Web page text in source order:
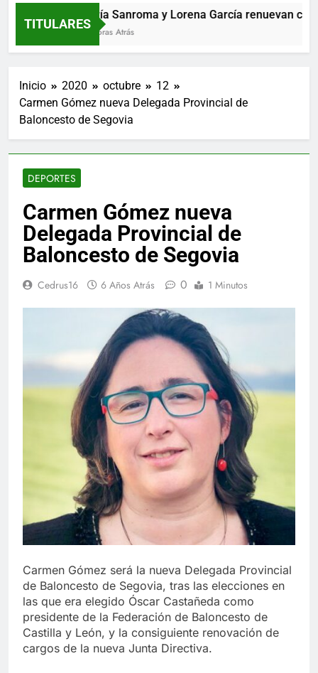
TITULARES
María Sanroma y Lorena García renuevan con
11 Horas Atrás
Inicio 2020 octubre
12
Carmen Gómez nueva Delegada Provincial de
Baloncesto de Segovia
DEPORTES
Carmen Gómez nueva
Delegada Provincial de
Baloncesto de Segovia
Cedrus16 6 Años Atrás 0 1 Minutos
Carmen Gómez será la nueva Delegada Provincial
de Baloncesto de Segovia, tras las elecciones en
las que era elegido Óscar Castañeda como
presidente de la Federación de Baloncesto de
Castilla y León, y la consiguiente renovación de
cargos de la nueva Junta Directiva.